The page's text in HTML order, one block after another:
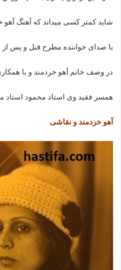
شاید کمتر کسی میداند که آهنگ آهو
با صدای خواننده مطرح قبل و پس از
در وصف خانم آهو خردمند و با
همسر فقید وی استاد محمود
آهو خردمند و نقاشی